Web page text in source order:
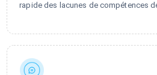
rapide des lacunes de compétences